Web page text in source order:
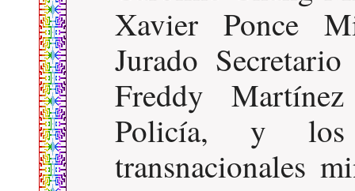
Xavier Ponce
Jurado
Freddy
Policía, y los
transnacionales